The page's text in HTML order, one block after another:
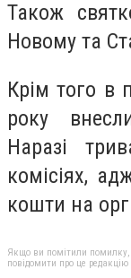
Також
Новому та
Крім того в
року
Наразі
комісіях,
кошти на
Якщо ви помітили помилку,
повідомити про це редакцію